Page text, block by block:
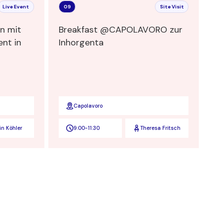
Live Event
mit
in
Köhler
09 Site Visit
Breakfast @CAPOLAVORO zur
Inhorgenta
Capolavoro
9:00-11:30 Theresa Fritsch